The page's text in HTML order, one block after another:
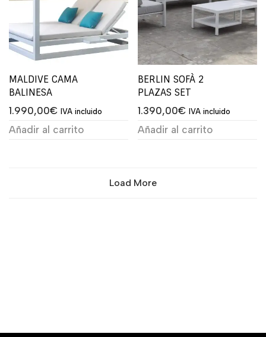
MALDIVE CAMA
BALINESA
1.990,00€ IVA incluido
Añadir al carrito
BERLIN SOFÀ 2
PLAZAS SET
1.390,00€ IVA incluido
Añadir al carrito
Load More